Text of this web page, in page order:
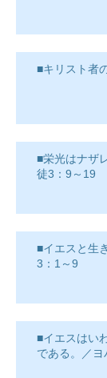
■キリスト者
■栄光はナザ
徒3：9～19
■イエスと生
3：1～9
■イエスはい
である。／ヨ